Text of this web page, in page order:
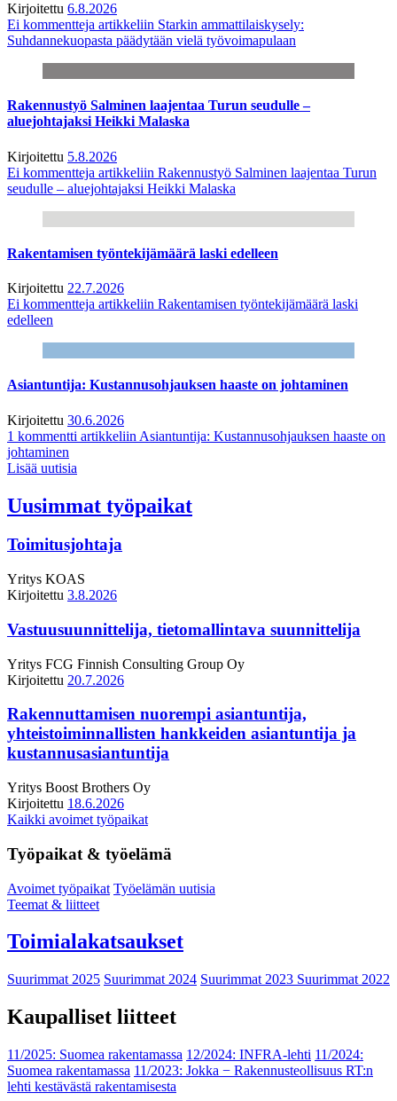
Kirjoitettu 6.8.2026
Ei kommentteja artikkeliin Starkin ammattilaiskysely:
Suhdannekuopasta päädytään vielä työvoimapulaan
Rakennustyö Salminen laajentaa Turun seudulle –
aluejohtajaksi Heikki Malaska
Kirjoitettu 5.8.2026
Ei kommentteja artikkeliin Rakennustyö Salminen laajentaa Turun
seudulle – aluejohtajaksi Heikki Malaska
Rakentamisen työntekijämäärä laski edelleen
Kirjoitettu 22.7.2026
Ei kommentteja artikkeliin Rakentamisen työntekijämäärä laski
edelleen
Asiantuntija: Kustannusohjauksen haaste on johtaminen
Kirjoitettu 30.6.2026
1 kommentti artikkeliin Asiantuntija: Kustannusohjauksen haaste on
johtaminen
Lisää uutisia
Uusimmat työpaikat
Toimitusjohtaja
Yritys KOAS
Kirjoitettu 3.8.2026
Vastuusuunnittelija, tietomallintava suunnittelija
Yritys FCG Finnish Consulting Group Oy
Kirjoitettu 20.7.2026
Rakennuttamisen nuorempi asiantuntija,
yhteistoiminnallisten hankkeiden asiantuntija ja
kustannusasiantuntija
Yritys Boost Brothers Oy
Kirjoitettu 18.6.2026
Kaikki avoimet työpaikat
Työpaikat & työelämä
Avoimet työpaikat Työelämän uutisia
Teemat & liitteet
Toimialakatsaukset
Suurimmat 2025 Suurimmat 2024 Suurimmat 2023 Suurimmat 2022
Kaupalliset liitteet
11/2025: Suomea rakentamassa 12/2024: INFRA-lehti 11/2024:
Suomea rakentamassa 11/2023: Jokka − Rakennusteollisuus RT:n
lehti kestävästä rakentamisesta